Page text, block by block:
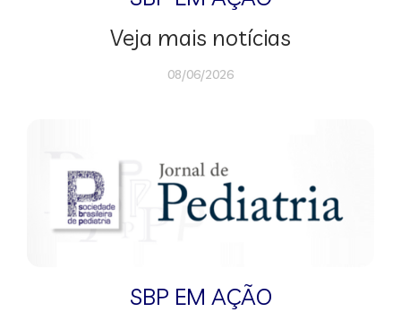
Veja mais notícias
08/06/2026
SBP EM AÇÃO